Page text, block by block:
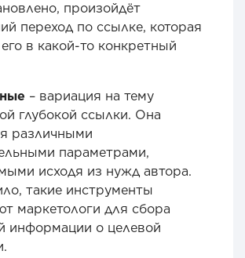
произойдёт
переход по ссылке, которая
в какой-то конкретный
– вариация на тему
глубокой ссылки. Она
различными
параметрами,
исходя из нужд автора.
такие инструменты
маркетологи для сбора
информации о целевой